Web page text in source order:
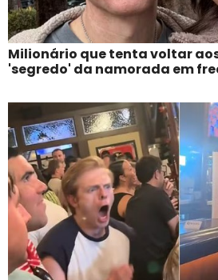
Milionário que tenta voltar
'segredo' da namorada em